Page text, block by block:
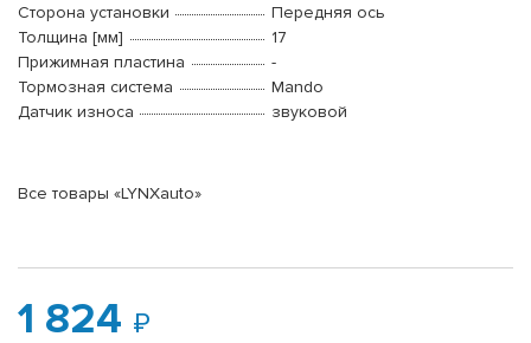
Сторона установки
Передняя ось
Толщина [мм]
17
Прижимная пластина
-
Тормозная система
Mando
Датчик износа
звуковой
Все товары «LYNXauto»
1 824